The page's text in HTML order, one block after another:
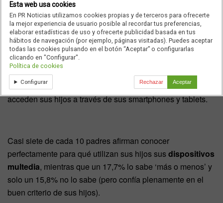
La mayoría de padres aboga un uso controlado de los
dispositivos multedia (smartphones y tablets). Casi un 80%
cree que los más pequeños se inician a edad muy
temprana en estastecnologías, eso, nueve de cada 10
encuestados consideran necesario controlar qué hacen los
niños con sus dispositivos. De hecho, el 87% de los
encuestados revisa habitualmente el contenido al que
acceden sus hijos a través de sus smartphones y tablets.
Casi siete de cada 10 padres afirman conocer
perfectamente para qué utilizan sus hijos susdispositivos
multedia, mientras que un 17,7% lo sabe ‘más o menos’ y
solo un 15,8% no lo sabe (pero confía plenamente en el
buen criterio de sus hijos).
Esta web usa cookies
En PR Noticias utilizamos cookies propias y de terceros para ofrecerte
la mejor experiencia de usuario posible al recordar tus preferencias,
elaborar estadísticas de uso y ofrecerte publicidad basada en tus
hábitos de navegación (por ejemplo, páginas visitadas). Puedes aceptar
todas las cookies pulsando en el botón “Aceptar” o configurarlas
clicando en "Configurar".
Política de cookies
Configurar Rechazar Aceptar